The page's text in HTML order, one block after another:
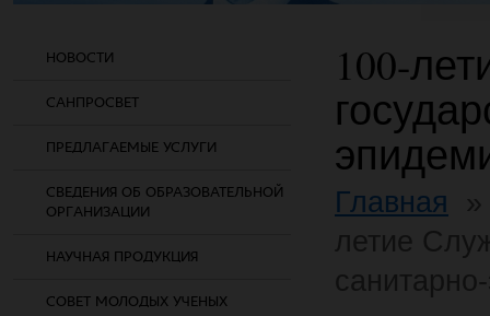
НОВОСТИ
САНПРОСВЕТ
ПРЕДЛАГАЕМЫЕ УСЛУГИ
СВЕДЕНИЯ ОБ ОБРАЗОВАТЕЛЬНОЙ
ОРГАНИЗАЦИИ
НАУЧНАЯ ПРОДУКЦИЯ
СОВЕТ МОЛОДЫХ УЧЕНЫХ
100-
Главная